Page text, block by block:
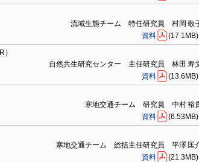
流域生態チーム 特任研究員 村岡 敬
資料
(17.1MB)
自然共生研究センター 主任研究員 林田 寿
資料
(13.6MB)
寒地交通チーム 研究員 中村 裕
資料
(6.53MB)
寒地交通チーム 総括主任研究員 平澤 匡
資料
(21.3MB)